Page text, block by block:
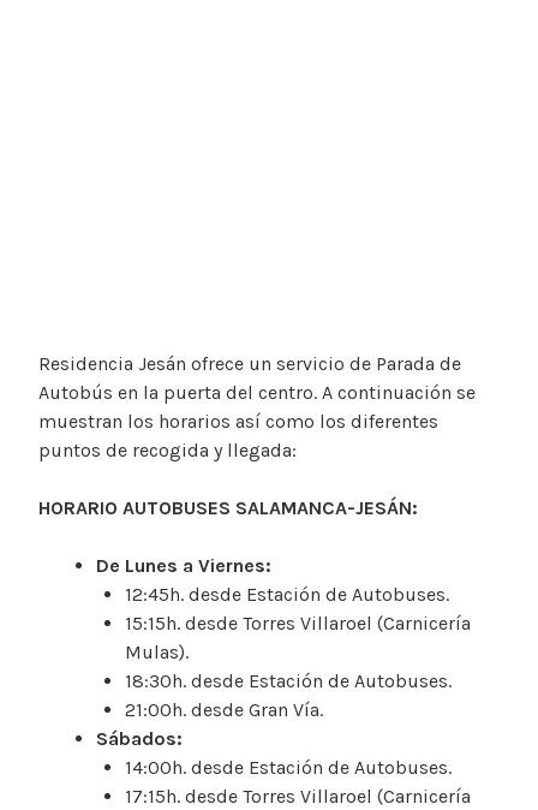
Residencia Jesán ofrece un servicio de Parada de
Autobús en la puerta del centro. A continuación se
muestran los horarios así como los diferentes
puntos de recogida y llegada:
HORARIO AUTOBUSES SALAMANCA-JESÁN:
De Lunes a Viernes:
12:45h. desde Estación de Autobuses.
15:15h. desde Torres Villaroel (Carnicería
Mulas).
18:30h. desde Estación de Autobuses.
21:00h. desde Gran Vía.
Sábados:
14:00h. desde Estación de Autobuses.
17:15h. desde Torres Villaroel (Carnicería